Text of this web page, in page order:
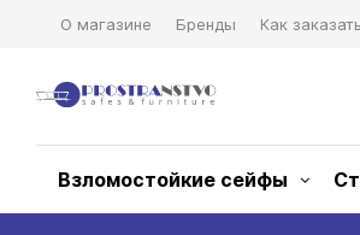
О магазине Бренды Как
Взломостойкие сейфы